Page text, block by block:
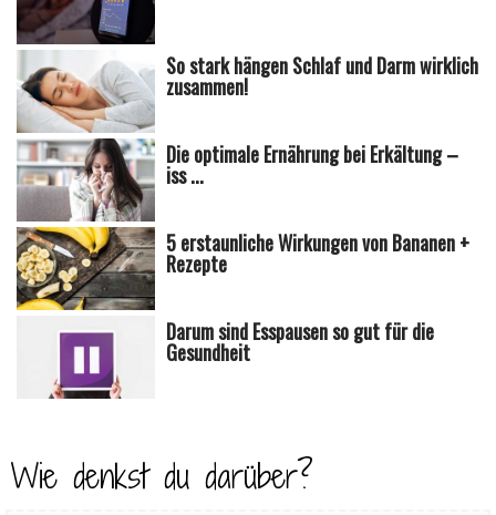
So stark hängen Schlaf und Darm wirklich
zusammen!
Die optimale Ernährung bei Erkältung –
iss ...
5 erstaunliche Wirkungen von Bananen +
Rezepte
Darum sind Esspausen so gut für die
Gesundheit
Wie denkst du darüber?